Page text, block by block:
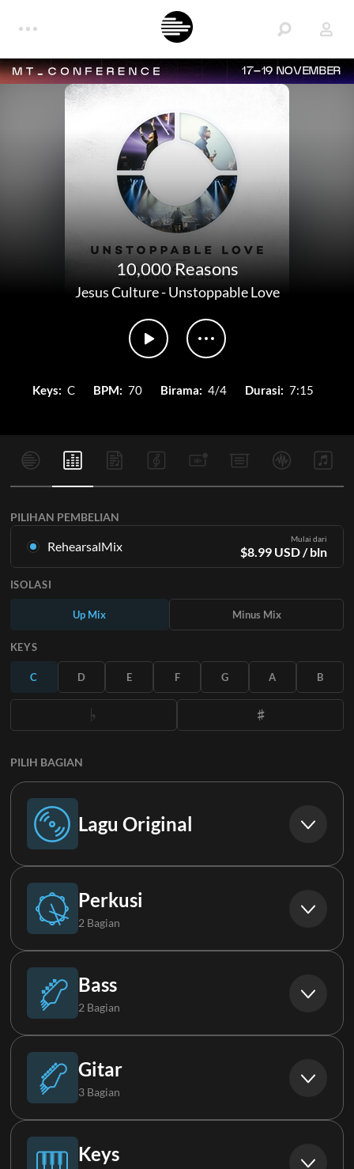
17–19 NOVEMBER
10,000 Reasons
Jesus Culture-Unstoppable Love
Keys: C BPM: 70 Birama: 4/4 Durasi: 7:15
PILIHAN PEMBELIAN
RehearsalMix Mulai dari
$8.99 USD/ bln
dalam semua 12 tuts dengan campuran Naik dan Turun untuk
setiap bagian ditambah lagu aslinya.
BERLANGGANAN
ISOLASI
Up Mix Minus Mix
KEYS
C D E F G A B
PILIH BAGIAN
Lagu Original
Lagu Original
Perkusi
2 Bagian
Drums
Perc
Bass
2 Bagian
Bass
Synth Bass
Gitar
3 Bagian
Gitar Elektrik 1
Keys